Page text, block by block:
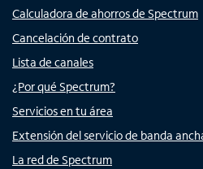
Calculadora de ahorros de Spectrum
Cancelación de contrato
Lista de canales
¿Por qué Spectrum?
Servicios en tu área
Extensión del servicio de banda
La red de Spectrum